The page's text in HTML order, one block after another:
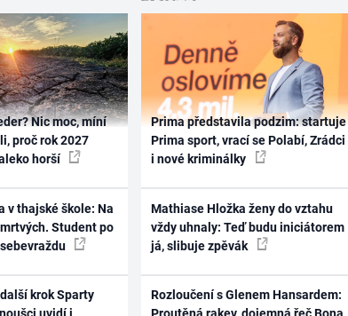
Nic moc, míní
proč rok 2027
horší
v thajské škole: Na
Student po
krok Sparty
Prima představila podzim: startuje
Prima sport, vrací se Polabí, Zrádci
i nové kriminálky
Mathiase Hložka ženy do vztahu
vždy uhnaly: Teď budu iniciátorem
já, slibuje zpěvák
Rozloučení s Glenem Hansardem: